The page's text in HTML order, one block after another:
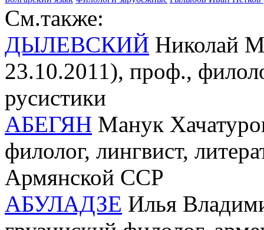
См.также:
ДЫЛЕВСКИЙ Николай
23.10.2011), проф.,
русистики
АБЕГЯН Манук
филолог, лингвист,
Армянской ССР
АБУЛАДЗЕ Илья